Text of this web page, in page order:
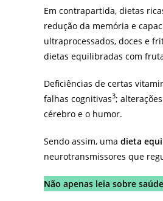
Em contrapartida, dietas
redução da memória e
ultraprocessados, doces e
dietas equilibradas com
Deficiências de certas
falhas cognitivas3;
cérebro e o humor.
Sendo assim, uma dieta
neurotransmissores que
Não apenas leia sobre